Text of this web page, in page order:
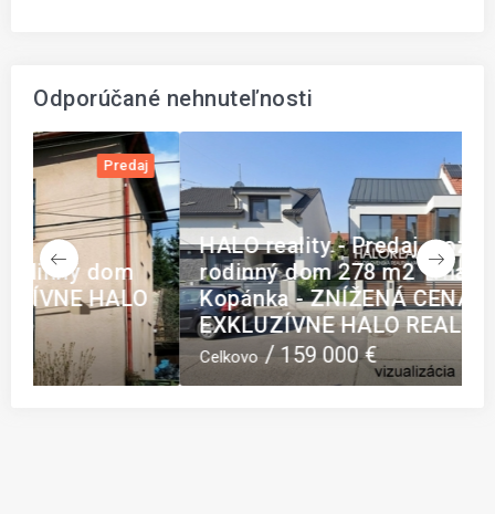
Odporúčané nehnuteľnosti
HALO reality - Predaj, pozemok pre
rodinný dom 278 m2 Trnava,
Kopánka - ZNÍŽENÁ CENA -
EXKLUZÍVNE HALO REALITY
Celkovo 159 000 €